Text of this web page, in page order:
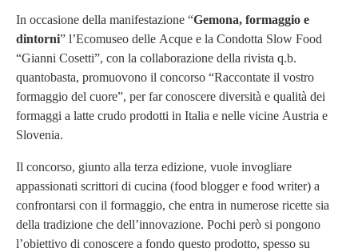
In occasione della manifestazione “Gemona, formaggio e
dintorni” l’Ecomuseo delle Acque e la Condotta Slow Food
“Gianni Cosetti”, con la collaborazione della rivista q.b.
quantobasta, promuovono il concorso “Raccontate il vostro
formaggio del cuore”, per far conoscere diversità e qualità dei
formaggi a latte crudo prodotti in Italia e nelle vicine Austria e
Slovenia.
Il concorso, giunto alla terza edizione, vuole invogliare
appassionati scrittori di cucina (food blogger e food writer) a
confrontarsi con il formaggio, che entra in numerose ricette sia
della tradizione che dell’innovazione. Pochi però si pongono
l’obiettivo di conoscere a fondo questo prodotto, spesso su